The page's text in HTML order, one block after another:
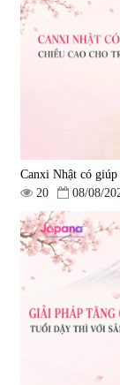
580.000 đ
Canxi Nhật có giúp
20
08/08/